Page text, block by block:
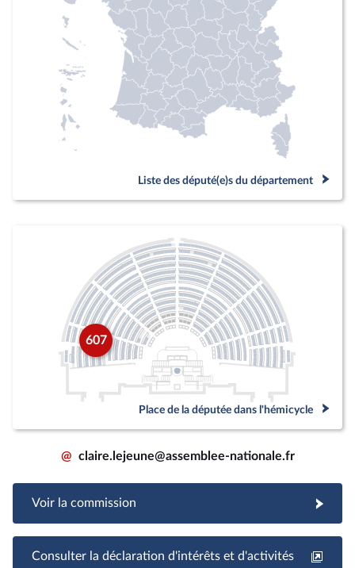
Liste des député(e)s du département
607
Place de la députée dans l'hémicycle
@ claire.lejeune@assemblee-nationale.fr
Voir la commission
Consulter la déclaration d'intérêts et d'activités